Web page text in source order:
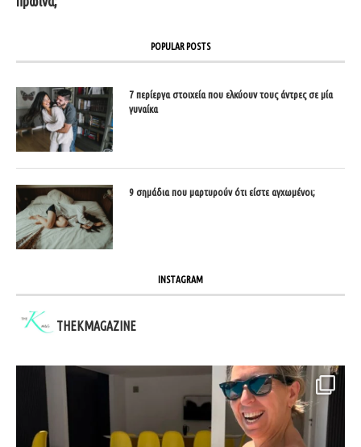
POPULAR POSTS
7 περίεργα στοιχεία που ελκύουν τους άντρες σε μία
γυναίκα
9 σημάδια που μαρτυρούν ότι είστε αγχωμένοι;
INSTAGRAM
THEKMAGAZINE